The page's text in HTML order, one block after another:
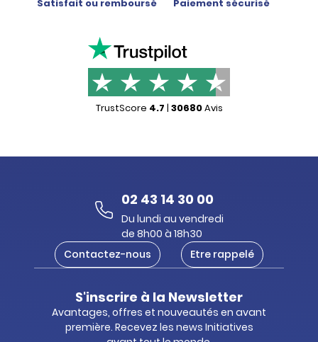
Satisfait ou remboursé Paiement sécurisé
TrustScore 4.7 | 30680Avis
02 43 14 30 00
Du lundi au vendredi
de 8h00 à 18h30
Contactez-nous
Etre rappelé
S'inscrire à la Newsletter
Avantages, offres et nouveautés en avant
première. Recevez les news Initiatives